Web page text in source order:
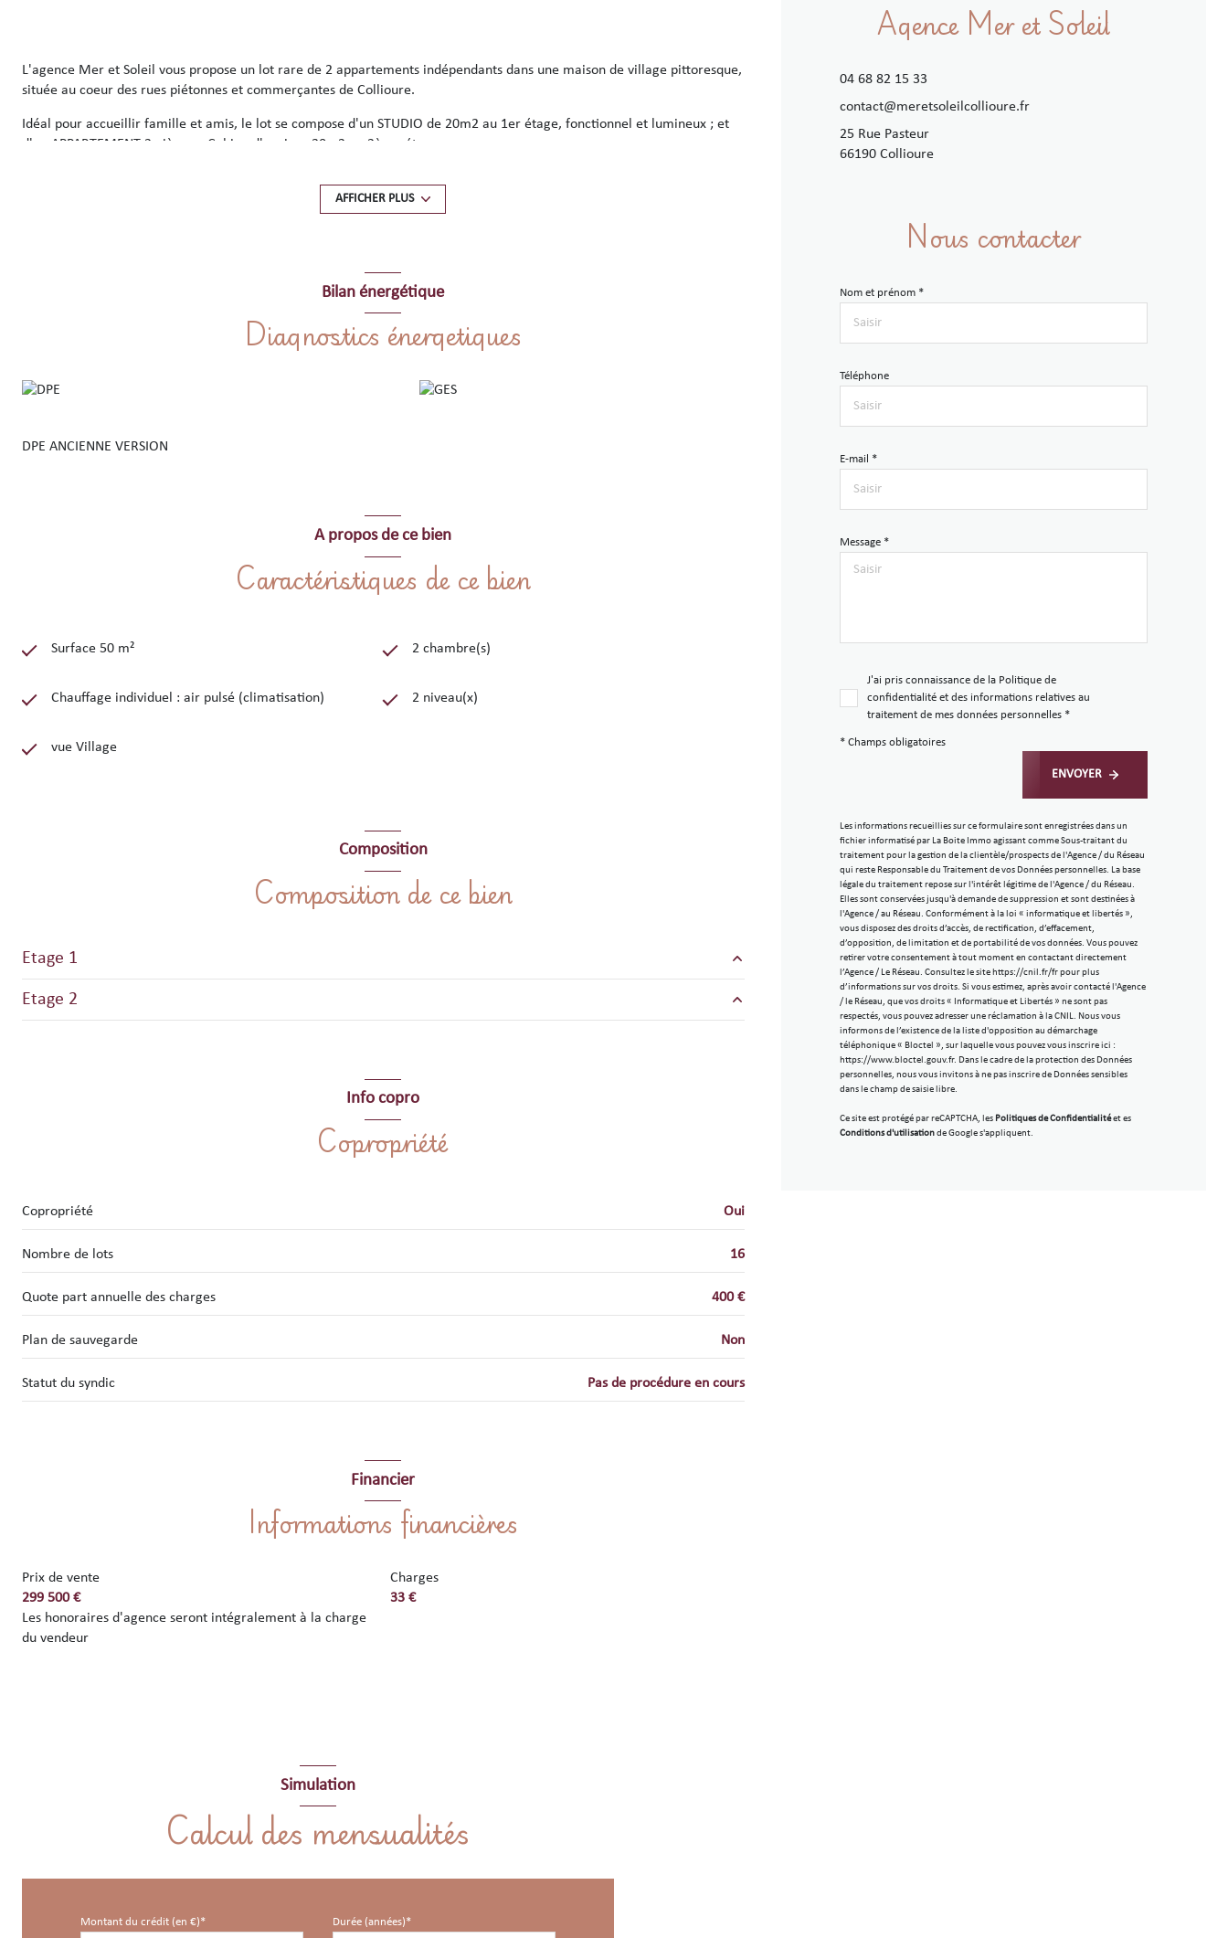
L'agence Mer et Soleil vous propose un lot rare de 2 appartements indépendants dans une maison de village pittoresque,
située au coeur des rues piétonnes et commerçantes de Collioure.
Idéal pour accueillir famille et amis, le lot se compose d'un STUDIO de 20m2 au 1er étage, fonctionnel et lumineux ; et
d'un APPARTEMENT 2 pièces + Cabine d'environ 30m2 au 2ème étage.
fenêtres ouvertes sur les rues typiques, et se situent à seulement quelques pas de la plage et du célèbre Clocher de
- ambiance authentique et cadre exceptionnel
AFFICHER PLUS
Bilan énergétique
Diagnostics énergetiques
DPE ANCIENNE VERSION
A propos de ce bien
Caractéristiques de ce bien
Surface 50 m² 2 chambre(s)
Chauffage individuel : air pulsé (climatisation) 2 niveau(x)
vue Village
Composition
Composition de ce bien
Etage 1
STUDIO
Etage 2
SALLE D'EAU / WC m²
PLACARD m²
Info copro
Copropriété
Copropriété Oui
Nombre de lots 16
Quote part annuelle des charges 400 €
Plan de sauvegarde Non
Statut du syndic Pas de procédure en cours
Financier
Informations financières
Prix de vente
299 500 €
Les honoraires d'agence seront intégralement à la charge
du vendeur
Charges
33 €
Agence Mer et Soleil
04 68 82 15 33
contact@meretsoleilcollioure.fr
25 Rue Pasteur
66190 Collioure
Nous contacter
Nom et prénom *
Téléphone
E-mail *
Message *
J'ai pris connaissance de la Politique de
confidentialité et des informations relatives au
traitement de mes données personnelles *
* Champs obligatoires
ENVOYER
Les informations recueillies sur ce formulaire sont enregistrées dans un
fichier informatisé par La Boite Immo agissant comme Sous-traitant du
traitement pour la gestion de la clientèle/prospects de l'Agence / du Réseau
qui reste Responsable du Traitement de vos Données personnelles. La base
légale du traitement repose sur l'intérêt légitime de l'Agence / du Réseau.
Elles sont conservées jusqu'à demande de suppression et sont destinées à
l'Agence / au Réseau. Conformément à la loi « informatique et libertés »,
vous disposez des droits d’accès, de rectification, d’effacement,
d’opposition, de limitation et de portabilité de vos données. Vous pouvez
retirer votre consentement à tout moment en contactant directement
l’Agence / Le Réseau. Consultez le site https://cnil.fr/frpour plus
d’informations sur vos droits. Si vous estimez, après avoir contacté l'Agence
/ le Réseau, que vos droits « Informatique et Libertés » ne sont pas
respectés, vous pouvez adresser une réclamation à la CNIL. Nous vous
informons de l’existence de la liste d'opposition au démarchage
téléphonique « Bloctel », sur laquelle vous pouvez vous inscrire ici :
https://www.bloctel.gouv.fr. Dans le cadre de la protection des Données
personnelles, nous vous invitons à ne pas inscrire de Données sensibles
dans le champ de saisie libre.
Ce site est protégé par reCAPTCHA, les Politiques de Confidentialitéet es
Conditions d'utilisationde Google s'appliquent.
Simulation
Calcul des mensualités
Montant du crédit (en €)* Durée (années)*